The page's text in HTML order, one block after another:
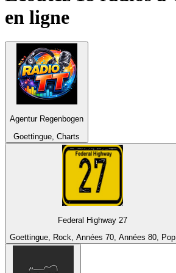
en ligne
Agentur Regenbogen
Goettingue, Charts
Federal Highway 27
Goettingue, Rock, Années 70, Années 80, Pop